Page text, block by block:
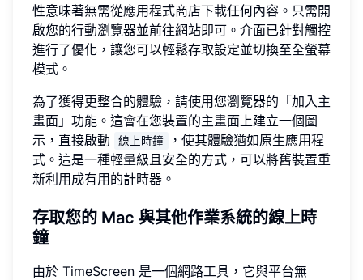
性意味著無需從應用程式商店下載任何內容。只需開
啟您的行動瀏覽器並前往網站即可。介面已針對觸控
進行了優化，讓您可以輕鬆存取設定並切換至全螢幕
模式。
為了獲得更整合的體驗，請使用您瀏覽器的「加入主
畫面」功能。這會在您裝置的主畫面上建立一個圖
示，直接啟動
線上時鐘
，使其體驗猶如原生應用程
式。這是一種輕量級且安全的方式，可以將舊裝置重
新利用成有用的計時器。
存取您的 Mac 與其他作業系統的線上時
鐘
由於 TimeScreen 是一個網路工具，它與平台無